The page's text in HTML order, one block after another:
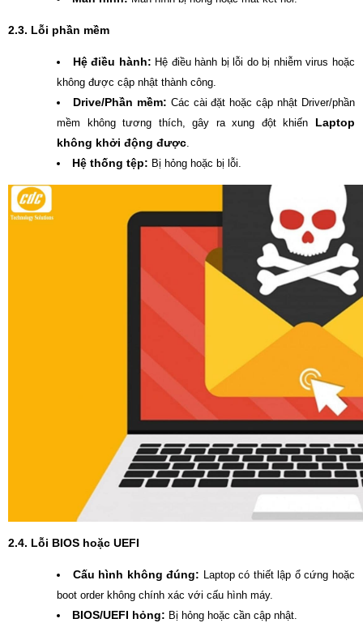
2.3. Lỗi phần mềm
Hệ điều hành: Hệ điều hành bị lỗi do bị nhiễm virus hoặc
không được cập nhật thành công.
Drive/Phần mềm: Các cài đặt hoặc cập nhật Driver/phần
mềm không tương thích, gây ra xung đột khiến Laptop
không khởi động được.
Hệ thống tệp: Bị hỏng hoặc bị lỗi.
2.4. Lỗi BIOS hoặc UEFI
Cấu hình không đúng: Laptop có thiết lập ổ cứng hoặc
boot order không chính xác với cấu hình máy.
BIOS/UEFI hỏng: Bị hỏng hoặc cần cập nhật.